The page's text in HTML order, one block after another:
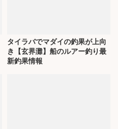
タイラバでマダイの釣果が上向
き【玄界灘】船のルアー釣り最
新釣果情報